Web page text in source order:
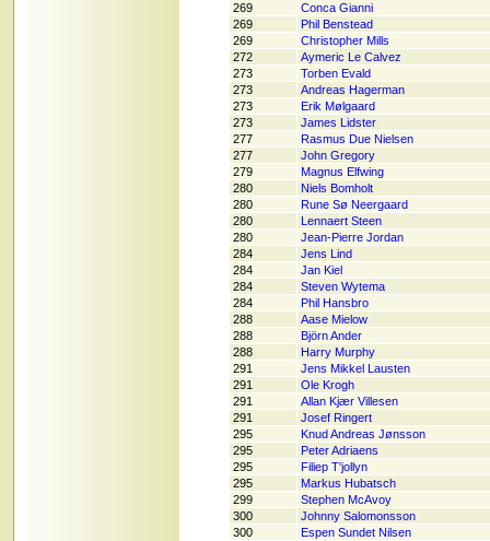
269
Conca Gianni
269
Phil Benstead
269
Christopher Mills
272
Aymeric Le Calvez
273
Torben Evald
273
Andreas Hagerman
273
Erik Mølgaard
273
James Lidster
277
Rasmus Due Nielsen
277
John Gregory
279
Magnus Elfwing
280
Niels Bomholt
280
Rune Sø Neergaard
280
Lennaert Steen
280
Jean-Pierre Jordan
284
Jens Lind
284
Jan Kiel
284
Steven Wytema
284
Phil Hansbro
288
Aase Mielow
288
Björn Ander
288
Harry Murphy
291
Jens Mikkel Lausten
291
Ole Krogh
291
Allan Kjær Villesen
291
Josef Ringert
295
Knud Andreas Jønsson
295
Peter Adriaens
295
Filiep T'jollyn
295
Markus Hubatsch
299
Stephen McAvoy
300
Johnny Salomonsson
300
Espen Sundet Nilsen